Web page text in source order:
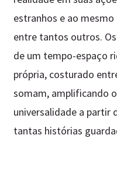
estranhos e ao
entre tantos outros.
de um tempo-espaço
própria, costurado
somam, amplificando
universalidade a partir
tantas histórias